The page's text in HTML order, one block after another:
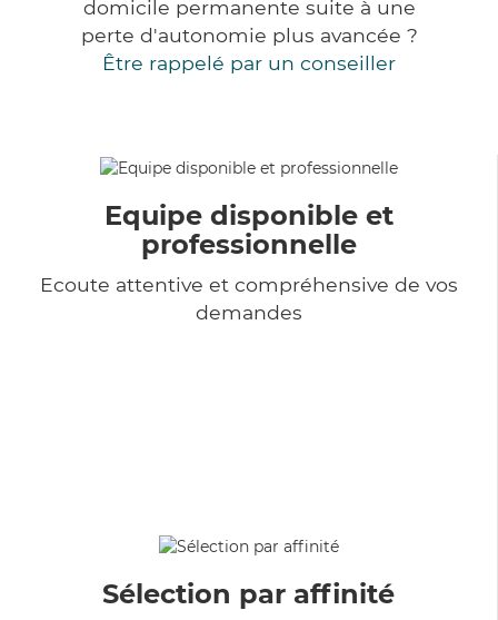
domicile permanente suite à une
perte d'autonomie plus avancée ?
Être rappelé par un conseiller
Equipe disponible et
professionnelle
Ecoute attentive et compréhensive de vos
demandes
Sélection par affinité